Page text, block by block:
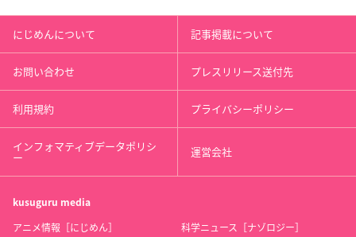
にじめんについて 記事掲載について
お問い合わせ プレスリリース送付先
利用規約 プライバシーポリシー
インフォマティブデータポリシ
ー 運営会社
kusuguru media
アニメ情報［にじめん］ 科学ニュース［ナゾロジー］